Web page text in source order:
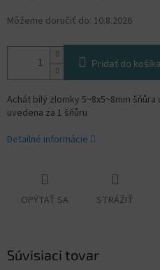
Môžeme doručiť do: 10.8.2026
Pridať do košíka
Achát bílý zlomky 5~8x5~8mm šňůra
uvedena za 1 šňůru
Detailné informácie
OPÝTAŤ SA STRÁŽIŤ
Súvisiaci tovar